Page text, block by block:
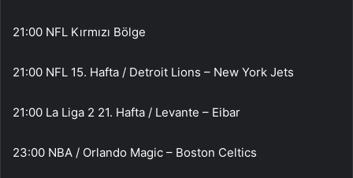
21:00 NFL Kırmızı Bölge
21:00 NFL 15. Hafta / Detroit Lions – New York Jets
21:00 La Liga 2 21. Hafta / Levante – Eibar
23:00 NBA / Orlando Magic – Boston Celtics